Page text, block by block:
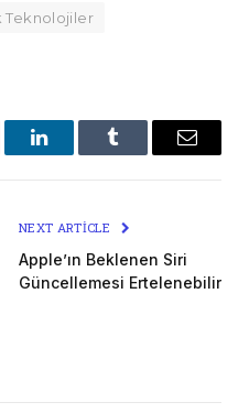
Teknolojiler
LinkedInTumblr Email
NEXT ARTICLE
Apple’ın Beklenen Siri
Güncellemesi Ertelenebilir